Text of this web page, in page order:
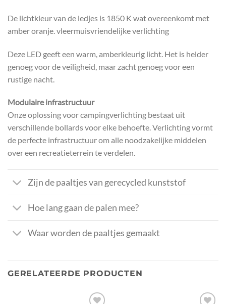
De lichtkleur van de ledjes is 1850 K wat overeenkomt met
amber oranje. vleermuisvriendelijke verlichting
Deze LED geeft een warm, amberkleurig licht. Het is helder
genoeg voor de veiligheid, maar zacht genoeg voor een
rustige nacht.
Modulaire infrastructuur
Onze oplossing voor campingverlichting bestaat uit
verschillende bollards voor elke behoefte. Verlichting vormt
de perfecte infrastructuur om alle noodzakelijke middelen
over een recreatieterrein te verdelen.
Zijn de paaltjes van gerecycled kunststof
Hoe lang gaan de palen mee?
Waar worden de paaltjes gemaakt
GERELATEERDE PRODUCTEN